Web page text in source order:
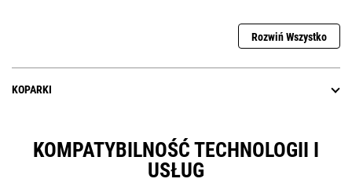
Rozwiń Wszystko
KOPARKI
KOMPATYBILNOŚĆ TECHNOLOGII I
USŁUG